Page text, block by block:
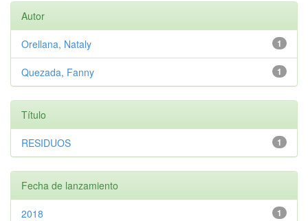
Autor
1
Orellana, Nataly
1
Quezada, Fanny
Título
1
RESIDUOS
Fecha de lanzamiento
1
2018